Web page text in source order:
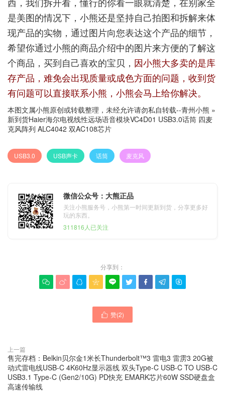
是美图的情况下，小熊还是坚持自己拍图和拆解来体
现产品的实物，通过图片向您表达这个产品的细节，
希望你通过小熊的商品介绍中的图片来方便的了解这
个商品，买到自己喜欢的宝贝， 因小熊大多卖的是库
存产品，难免会出现质量或成色方面的问题，收到货
有问题可以直接联系小熊，小熊会马上给你解决。
本图文属小熊原创或转载整理，未经允许请勿私自转载--青州小熊 »
新到货Haier海尔电视线性远场语音模块VC4D01 USB3.0话筒 四麦
克风阵列 ALC4042 双AC108芯片
USB3.0 USB声卡 话筒 麦克风
微信公众号：大熊正品
关注小熊服务号，小熊第一时间更新到货，分享更多好
玩的东西。
311816人已关注
分享到：
        
 赞(2)
上一篇
售完存档：Belkin贝尔金1米长Thunderbolt™3 雷电3 雷雳3 20G被
动式雷电线USB-C 4K60Hz显示器线 双头Type-C USB-C TO USB-C
USB3.1 Type-C (Gen2/10G) PD快充 EMARK芯片60W SSD硬盘盒
高速传输线